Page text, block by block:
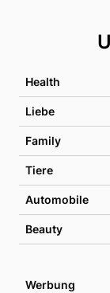
Health
Liebe
Family
Tiere
Automobile
Beauty
Werbung